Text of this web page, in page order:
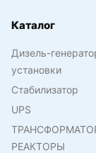
Каталог
Дизель-
установки
Стабилизатор
UPS
РЕАКТОРЫ